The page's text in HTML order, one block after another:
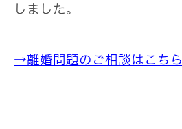
しました。
→離婚問題のご相談はこちら